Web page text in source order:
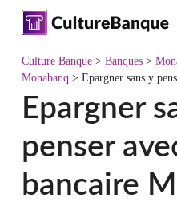
Skip
main
content
Culture Banque> Banques>
Monabanq > Epargner sans y
Epargner
penser
bancaire